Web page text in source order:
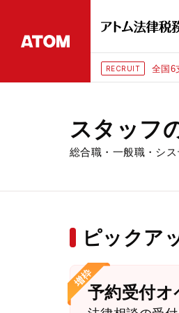
RECRUIT 全国6
スタッフ
総合職・一般職・シ
ピックア
予約受付オ